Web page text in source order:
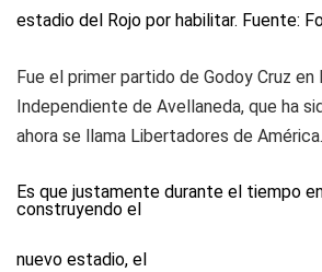
estadio del Rojo por habilitar. Fuente:
Fue el primer partido de Godoy Cruz en
Independiente de Avellaneda, que ha
ahora se llama Libertadores de América.
Es que justamente durante el tiempo
construyendo el
nuevo estadio, el